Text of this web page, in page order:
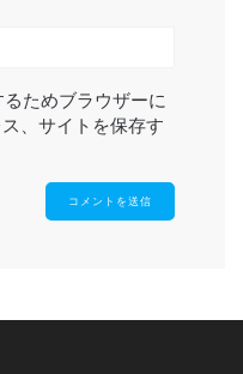
ためブラウザーに
、サイトを保存す